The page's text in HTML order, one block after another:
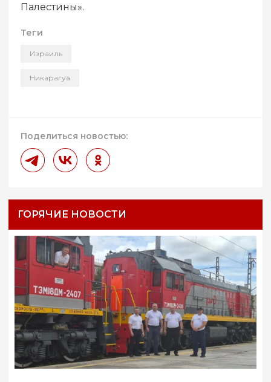
Палестины».
Теги
Израиль
Никарагуа
Поделиться новостью:
ГОРЯЧИЕ НОВОСТИ